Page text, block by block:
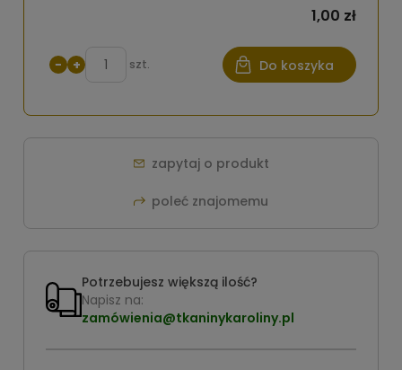
1,00 zł
− + szt. Do koszyka
zapytaj o produkt
poleć znajomemu
Potrzebujesz większą ilość?
Napisz na:
zamówienia@tkaninykaroliny.pl